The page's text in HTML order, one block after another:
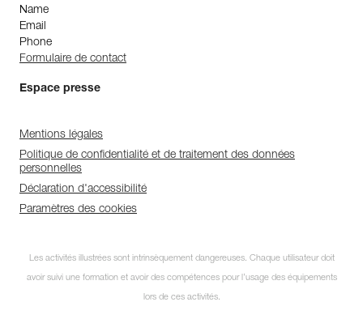
Name
Email
Phone
Formulaire de contact
Espace presse
Mentions légales
Politique de confidentialité et de traitement des données
personnelles
Déclaration d'accessibilité
Paramètres des cookies
Les activités illustrées sont intrinsèquement dangereuses. Chaque utilisateur doit
avoir suivi une formation et avoir des compétences pour l’usage des équipements
lors de ces activités.